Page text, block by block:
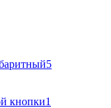
5
кнопки1